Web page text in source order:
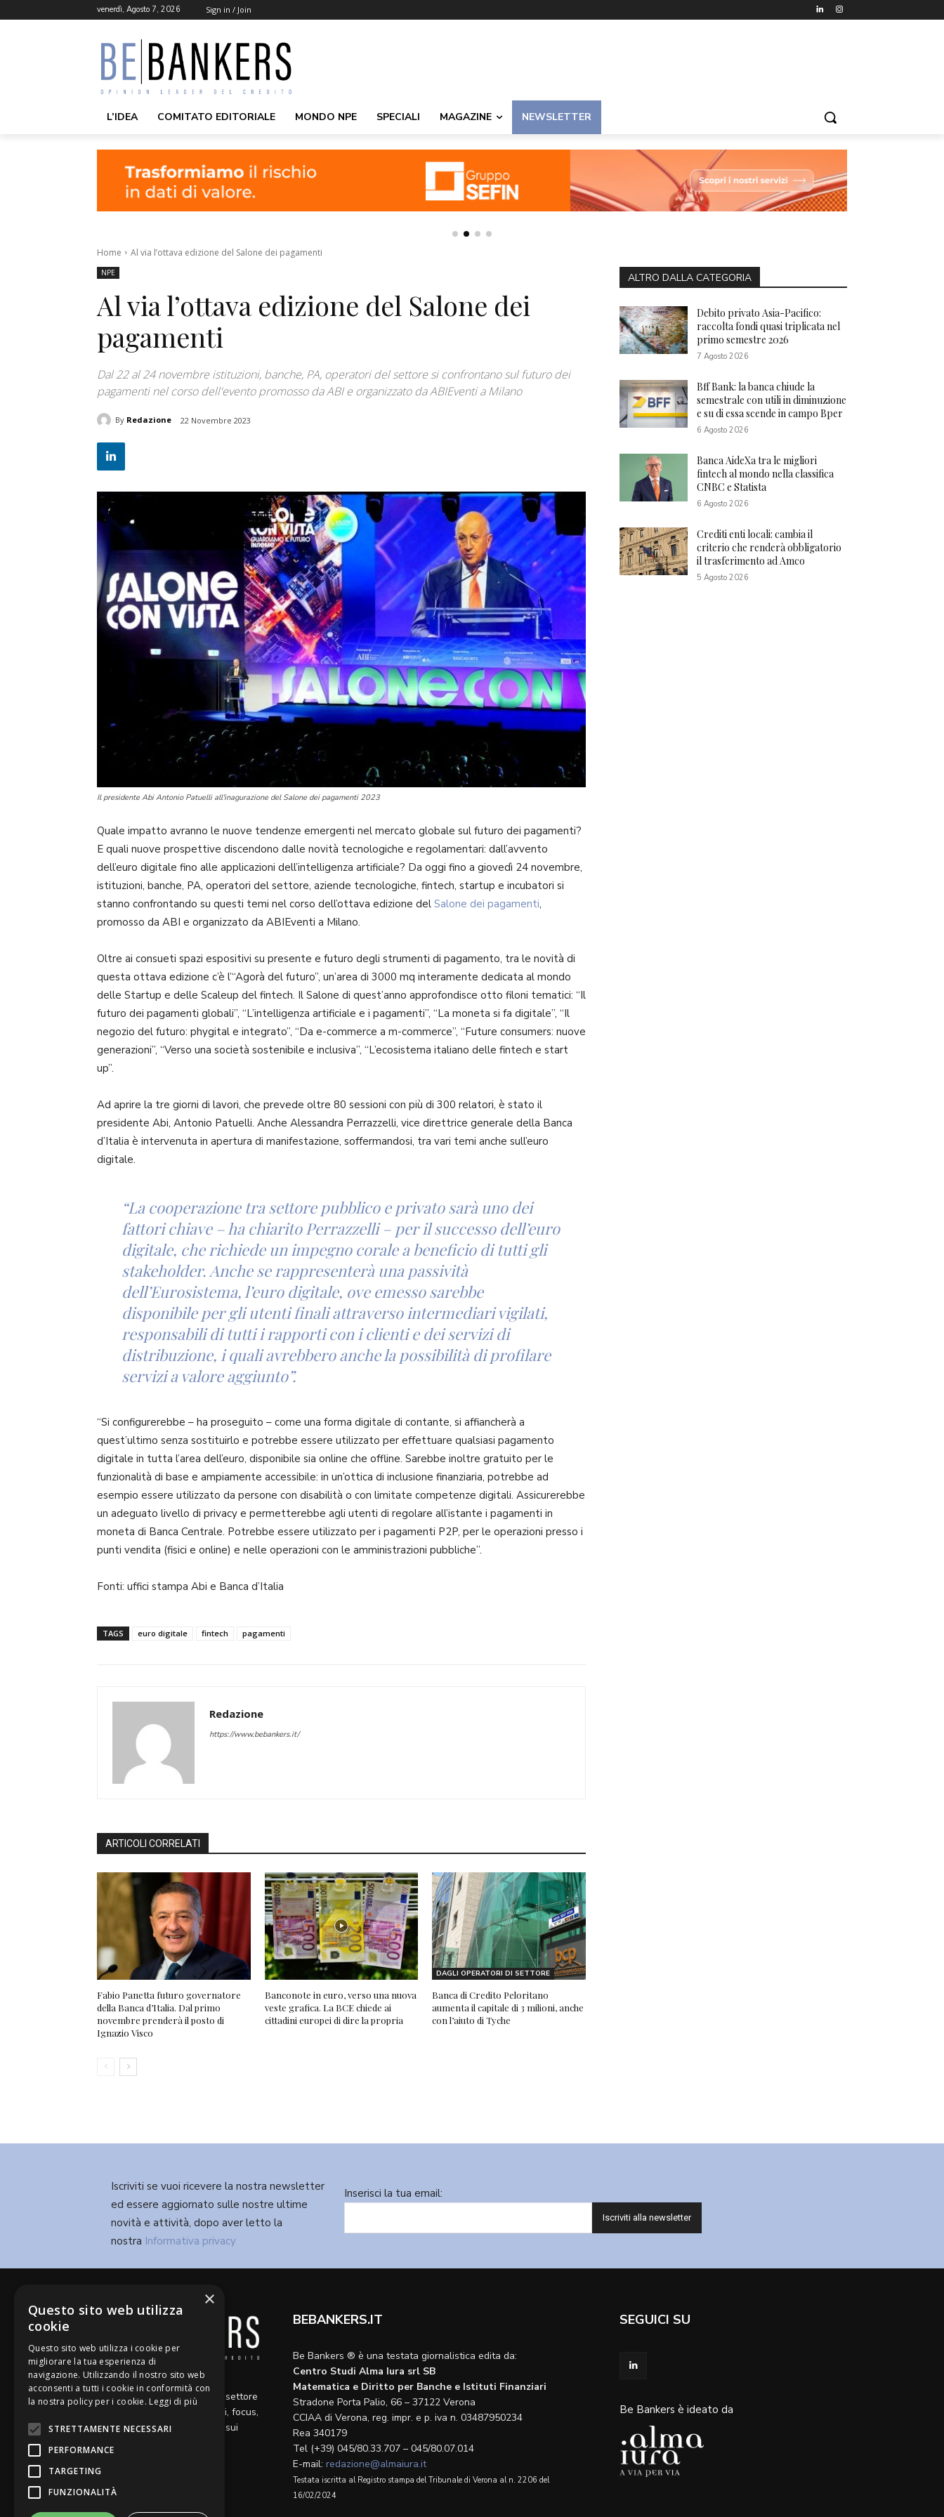
venerdì, Agosto 7, 2026 Sign in / Join
L’IDEA COMITATO EDITORIALE MONDO NPE SPECIALI MAGAZINE NEWSLETTER
Home Al via l’ottava edizione del Salone dei pagamenti
NPE
Al via l’ottava edizione del Salone dei
pagamenti
Dal 22 al 24 novembre istituzioni, banche, PA, operatori del settore si confrontano sul futuro dei
pagamenti nel corso dell'evento promosso da ABI e organizzato da ABIEventi a Milano
By Redazione 22 Novembre 2023
Il presidente Abi Antonio Patuelli all'inagurazione del Salone dei pagamenti 2023
Quale impatto avranno le nuove tendenze emergenti nel mercato globale sul futuro dei pagamenti?
E quali nuove prospettive discendono dalle novità tecnologiche e regolamentari: dall’avvento
dell’euro digitale fino alle applicazioni dell’intelligenza artificiale? Da oggi fino a giovedì 24 novembre,
istituzioni, banche, PA, operatori del settore, aziende tecnologiche, fintech, startup e incubatori si
stanno confrontando su questi temi nel corso dell’ottava edizione del Salone dei pagamenti,
promosso da ABI e organizzato da ABIEventi a Milano.
Oltre ai consueti spazi espositivi su presente e futuro degli strumenti di pagamento, tra le novità di
questa ottava edizione c’è l’“Agorà del futuro”, un’area di 3000 mq interamente dedicata al mondo
delle Startup e delle Scaleup del fintech. Il Salone di quest’anno approfondisce otto filoni tematici: “Il
futuro dei pagamenti globali”, “L’intelligenza artificiale e i pagamenti”, “La moneta si fa digitale”, “Il
negozio del futuro: phygital e integrato”, “Da e-commerce a m-commerce”, “Future consumers: nuove
generazioni”, “Verso una società sostenibile e inclusiva”, “L’ecosistema italiano delle fintech e start
up”.
Ad aprire la tre giorni di lavori, che prevede oltre 80 sessioni con più di 300 relatori, è stato il
presidente Abi, Antonio Patuelli. Anche Alessandra Perrazzelli, vice direttrice generale della Banca
d’Italia è intervenuta in apertura di manifestazione, soffermandosi, tra vari temi anche sull’euro
digitale.
“La cooperazione tra settore pubblico e privato sarà uno dei
fattori chiave – ha chiarito Perrazzelli – per il successo dell’euro
digitale, che richiede un impegno corale a beneficio di tutti gli
stakeholder. Anche se rappresenterà una passività
dell’Eurosistema, l’euro digitale, ove emesso sarebbe
disponibile per gli utenti finali attraverso intermediari vigilati,
responsabili di tutti i rapporti con i clienti e dei servizi di
distribuzione, i quali avrebbero anche la possibilità di profilare
servizi a valore aggiunto”.
“Si configurerebbe – ha proseguito – come una forma digitale di contante, si affiancherà a
quest’ultimo senza sostituirlo e potrebbe essere utilizzato per effettuare qualsiasi pagamento
digitale in tutta l’area dell’euro, disponibile sia online che offline. Sarebbe inoltre gratuito per le
funzionalità di base e ampiamente accessibile: in un’ottica di inclusione finanziaria, potrebbe ad
esempio essere utilizzato da persone con disabilità o con limitate competenze digitali. Assicurerebbe
un adeguato livello di privacy e permetterebbe agli utenti di regolare all’istante i pagamenti in
moneta di Banca Centrale. Potrebbe essere utilizzato per i pagamenti P2P, per le operazioni presso i
punti vendita (fisici e online) e nelle operazioni con le amministrazioni pubbliche”.
Fonti: uffici stampa Abi e Banca d’Italia
TAGS euro digitale fintech pagamenti
Redazione
https://www.bebankers.it/
ARTICOLI CORRELATI
Fabio Panetta futuro governatore
della Banca d’Italia. Dal primo
novembre prenderà il posto di
Ignazio Visco
Banconote in euro, verso una nuova
veste grafica. La BCE chiede ai
cittadini europei di dire la propria
DAGLI OPERATORI DI SETTORE
Banca di Credito Peloritano
aumenta il capitale di 3 milioni, anche
con l’aiuto di Tyche
ALTRO DALLA CATEGORIA
Debito privato Asia-Pacifico:
raccolta fondi quasi triplicata nel
primo semestre 2026
7 Agosto 2026
Bff Bank: la banca chiude la
semestrale con utili in diminuzione
e su di essa scende in campo Bper
6 Agosto 2026
Banca AideXa tra le migliori
fintech al mondo nella classifica
CNBC e Statista
6 Agosto 2026
Crediti enti locali: cambia il
criterio che renderà obbligatorio
il trasferimento ad Amco
5 Agosto 2026
Iscriviti se vuoi ricevere la nostra newsletter
ed essere aggiornato sulle nostre ultime
novità e attività, dopo aver letto la
nostra Informativa privacy
Inserisci la tua email:
Diamo voce a riflessioni,
aggiornamenti e opinioni sul settore
del credito, ospitando articoli, focus,
approfondimenti e interviste sui
BEBANKERS.IT
Be Bankers ® è una testata giornalistica edita da:
Centro Studi Alma Iura srl SB
Matematica e Diritto per Banche e Istituti Finanziari
Stradone Porta Palio, 66 – 37122 Verona
CCIAA di Verona, reg. impr. e p. iva n. 03487950234
Rea 340179
Tel (+39) 045/80.33.707 – 045/80.07.014
E-mail: redazione@almaiura.it
Testata iscritta al Registro stampa del Tribunale di Verona al n. 2206 del
16/02/2024
SEGUICI SU
Be Bankers è ideato da
×
Questo sito web utilizza
cookie
Questo sito web utilizza i cookie per
migliorare la tua esperienza di
navigazione. Utilizzando il nostro sito web
acconsenti a tutti i cookie in conformità con
la nostra policy per i cookie. Leggi di più
STRETTAMENTE NECESSARI
PERFORMANCE
TARGETING
FUNZIONALITÀ